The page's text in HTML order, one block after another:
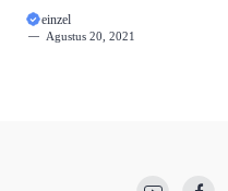
einzel
Agustus 20, 2021